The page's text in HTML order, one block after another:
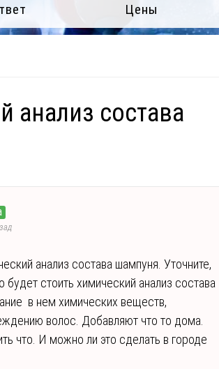
Цены
анализ состава
анализ состава шампуня. Уточните,
будет стоить химический анализ cостава
в нем химических веществ,
волос. Добавляют что то дома.
что. И можно ли это сделать в городе